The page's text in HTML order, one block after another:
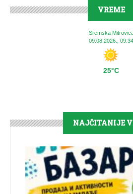
VREME
Sremska
09.08.2026., 09:34
25°C
NAJČITANIJE